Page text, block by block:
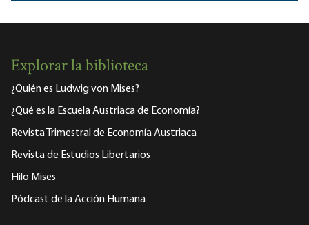
Explorar la biblioteca
¿Quién es Ludwig von Mises?
¿Qué es la Escuela Austriaca de Economía?
Revista Trimestral de Economía Austriaca
Revista de Estudios Libertarios
Hilo Mises
Pódcast de la Acción Humana